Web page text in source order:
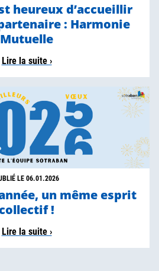
heureux d’accueillir
: Harmonie
Mutuelle
Lire la suite ›
LE 06.01.2026
un même esprit
!
Lire la suite ›